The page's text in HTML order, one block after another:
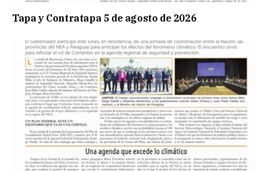
Tapa y Contratapa 5 de agosto de 2026